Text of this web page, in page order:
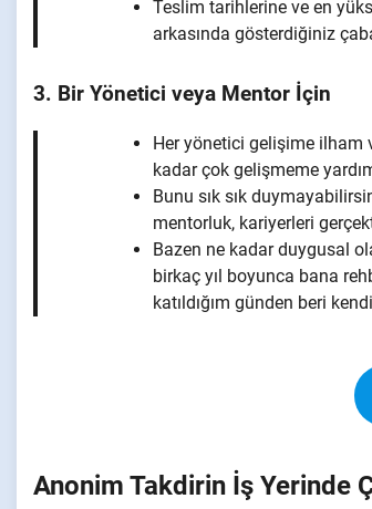
Teslim tarihlerine ve en
arkasında gösterdiğiniz
3. Bir Yönetici veya Mentor İçin
Her yönetici gelişime ilham
kadar çok gelişmeme
Bunu sık sık
mentorluk, kariyerleri
Bazen ne kadar duygusal
birkaç yıl boyunca bana
katıldığım günden beri
Anonim Takdirin İş Yerinde